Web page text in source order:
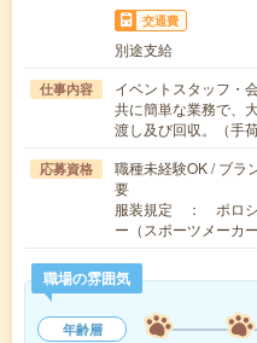
交通費
別途支給
仕事内容
イベントスタッフ・
共に簡単な業務で、
渡し及び回収。（手
応募資格
職種未経験OK / ブラ
要
服装規定 ： ポロシ
ー（スポーツメーカ
職場の雰囲気
年齢層